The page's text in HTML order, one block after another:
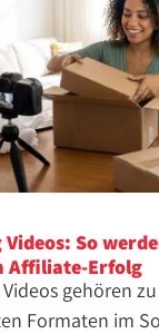
So
Affiliate-Erfolg
gehören
Formaten im